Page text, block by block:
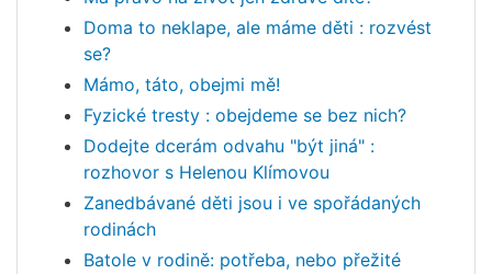
Doma to neklape, ale máme děti : rozvést
se?
Mámo, táto, obejmi mě!
Fyzické tresty : obejdeme se bez nich?
Dodejte dcerám odvahu "být jiná" :
rozhovor s Helenou Klímovou
Zanedbávané děti jsou i ve spořádaných
rodinách
Batole v rodině: potřeba, nebo přežité